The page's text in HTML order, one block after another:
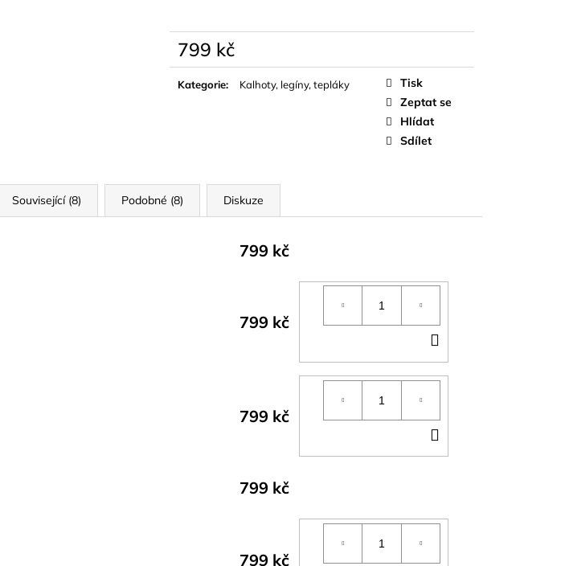
799 kč
Měrná
cena:
Kategorie: Kalhoty, legíny, tepláky
Tisk
Zeptat se
Hlídat
Sdílet
Související (8) Podobné (8) Diskuze
799 kč
799 kč
KOŠÍKU
799 kč
KOŠÍKU
799 kč
799 kč